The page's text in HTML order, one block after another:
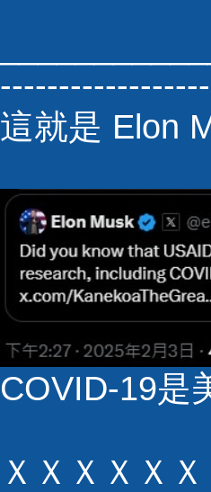
這就是 Elon
COVID-19是
ＸＸＸＸＸ